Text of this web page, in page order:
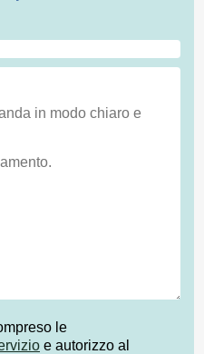
le
e autorizzo al